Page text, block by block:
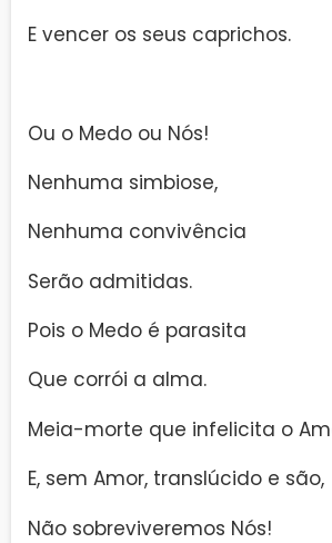
E vencer os seus caprichos.
Ou o Medo ou Nós!
Nenhuma simbiose,
Nenhuma convivência
Serão admitidas.
Pois o Medo é parasita
Que corrói a alma.
Meia-morte que infelicita o
E, sem Amor, translúcido e são,
Não sobreviveremos Nós!